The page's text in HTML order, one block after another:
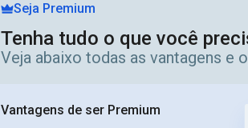
Seja Premium
Tenha tudo o que você
Veja abaixo todas as vantagens e
Vantagens de ser Premium